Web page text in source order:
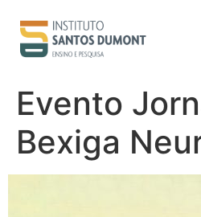
conteúdo
Evento
Bexiga